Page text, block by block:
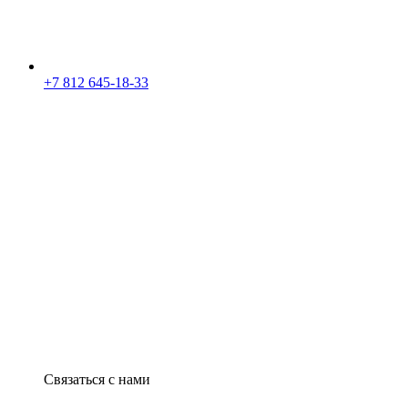
+7 812 645-18-33
Связаться с нами